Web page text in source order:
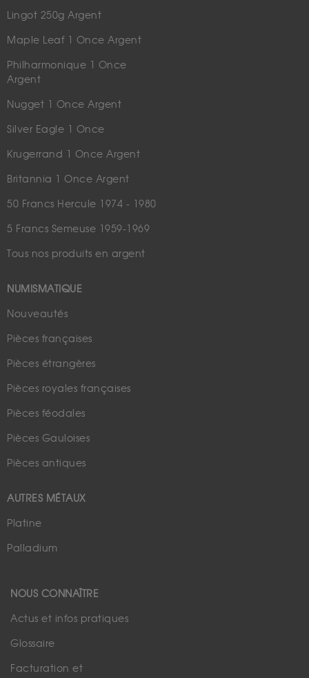
Lingot 250g Argent
Maple Leaf 1 Once Argent
Philharmonique 1 Once
Argent
Nugget 1 Once Argent
Silver Eagle 1 Once
Krugerrand 1 Once Argent
Britannia 1 Once Argent
50 Francs Hercule 1974 - 1980
5 Francs Semeuse 1959-1969
Tous nos produits en argent
NUMISMATIQUE
Nouveautés
Pièces françaises
Pièces étrangères
Pièces royales françaises
Pièces féodales
Pièces Gauloises
Pièces antiques
AUTRES MÉTAUX
Platine
Palladium
NOUS CONNAÎTRE
Actus et infos pratiques
Glossaire
Facturation et